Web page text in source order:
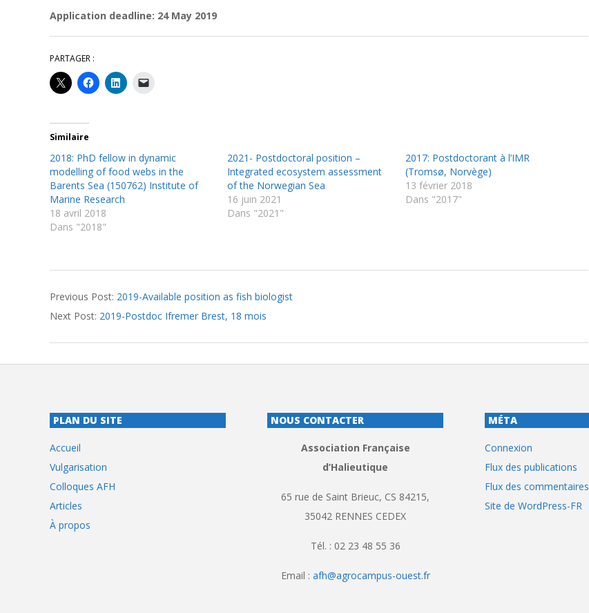
Application deadline: 24 May 2019
PARTAGER :
Similaire
2018: PhD fellow in dynamic
modelling of food webs in the
Barents Sea (150762) Institute of
Marine Research
18 avril 2018
Dans "2018"
2021- Postdoctoral position –
Integrated ecosystem assessment
of the Norwegian Sea
16 juin 2021
Dans "2021"
2017: Postdoctorant à l’IMR
(Tromsø, Norvège)
13 février 2018
Dans "2017"
07-
25
Previous Post: 2019-Available position as fish biologist
Next Post: 2019-Postdoc Ifremer Brest, 18 mois
PLAN DU SITE
Accueil
Vulgarisation
Colloques AFH
Articles
À propos
NOUS CONTACTER
Association Française
d’Halieutique
65 rue de Saint Brieuc, CS 84215,
35042 RENNES CEDEX
Tél. : 02 23 48 55 36
Email : afh@agrocampus-ouest.fr
MÉTA
Connexion
Flux des publications
Flux des commentaires
Site de WordPress-FR